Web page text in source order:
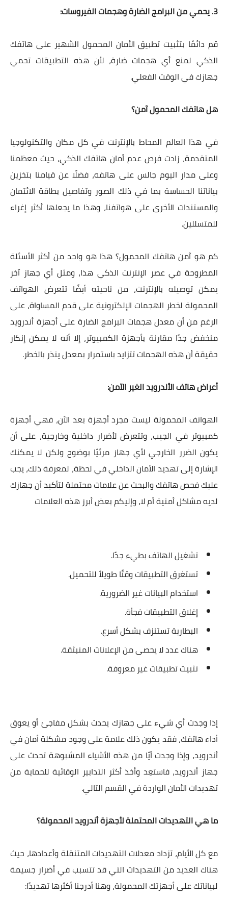
3. يحمي من البرامج الضارة وهجمات الفيروسات:
قم دائمًا بتثبيت تطبيق الأمان المحمول الشهير على هاتفك
الذكي لمنع أي هجمات ضارة، لأن هذه التطبيقات تحمي
جهازك في الوقت الفعلي.
هل هاتفك المحمول آمن؟
في هذا العالم المحاط بالإنترنت في كل مكان والتكنولوجيا
المتقدمة، زادت فرص عدم أمان هاتفك الذكي، حيث معظمنا
وعلى مدار اليوم جالس على هاتفه، فضلًا عن قيامنا بتخزين
بياناتنا الحساسة بما في ذلك الصور وتفاصيل بطاقة الائتمان
والمستندات الأخرى على هواتفنا، وهذا ما يجعلها أكثر إغراء
للمتسللين.
كم هو آمن هاتفك المحمول؟ هذا هو واحد من أكثر الأسئلة
المطروحة في عصر الإنترنت الذكي هذا، ومثل أي جهاز آخر
يمكن توصيله بالإنترنت، من ناحيته أيضًا تتعرض الهواتف
المحمولة لخطر الهجمات الإلكترونية على قدم المساواة، على
الرغم من أن معدل هجمات البرامج الضارة على أجهزة أندرويد
منخفض جدًا مقارنة بأجهزة الكمبيوتر، إلا أنه لا يمكن إنكار
حقيقة أن هذه الهجمات تتزايد باستمرار بمعدل ينذر بالخطر.
أعراض هاتف الأندرويد الغير الآمن:
الهواتف المحمولة ليست مجرد أجهزة بعد الآن، فهي أجهزة
كمبيوتر في الجيب، وتتعرض لأضرار داخلية وخارجية، على أن
يكون الضرر الخارجي لأي جهاز مرئيًا بوضوح ولكن لا يمكنك
الإشارة إلى تهديد الأمان الداخلي في لحظة، لمعرفة ذلك، يجب
عليك فحص هاتفك والبحث عن علامات محتملة لتأكيد أن جهازك
لديه مشاكل أمنية أم لا، وإليكم بعض أبرز هذه العلامات
تشغيل الهاتف بطيء جدًا.
تستغرق التطبيقات وقتًا طويلاً للتحميل.
استخدام البيانات غير الضرورية.
إغلاق التطبيقات فجأة.
البطارية تستنزف بشكل أسرع.
هناك عدد لا يحصى من الإعلانات المنبثقة.
تثبيت تطبيقات غير معروفة.
إذا وجدت أي شيء على جهازك يحدث بشكل مفاجئ أو يعوق
أداء هاتفك، فقد يكون ذلك علامة على وجود مشكلة أمان في
أندرويد، وإذا وجدت أيًا من هذه الأشياء المشبوهة تحدث على
جهاز أندرويد، فاستعِد وأخذ أكثر التدابير الوقائية للحماية من
تهديدات الأمان الواردة في القسم التالي.
ما هي التهديدات المحتملة لأجهزة أندرويد المحمولة؟
مع كل الأيام، تزداد معدلات التهديدات المتنقلة وأعدادها، حيث
هناك العديد من التهديدات التي قد تتسبب في أضرار جسيمة
لبياناتك على أجهزتك المحمولة، وهنا أدرجنا أكثرها تهديدًا: